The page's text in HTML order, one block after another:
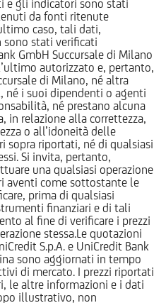
e gli indicatori sono stati
da fonti ritenute
caso, tali dati,
sono stati verificati
GmbH Succursale di Milano
autorizzato e, pertanto,
di Milano, né altra
né i suoi dipendenti o agenti
né prestano alcuna
in relazione alla correttezza,
o all’idoneità delle
sopra riportati, né di qualsiasi
Si invita, pertanto,
una qualsiasi operazione
aventi come sottostante le
prima di qualsiasi
finanziari e di tali
al fine di verificare i prezzi
stessa.Le quotazioni
S.p.A. e UniCredit Bank
sono aggiornati in tempo
di mercato. I prezzi riportati
le altre informazioni e i dati
illustrativo, non